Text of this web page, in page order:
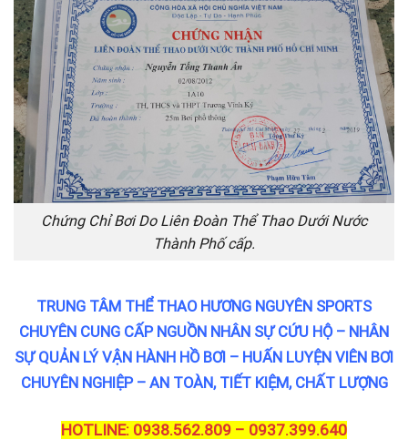
Chứng Chỉ Bơi Do Liên Đoàn Thể Thao Dưới Nước
Thành Phố cấp.
TRUNG TÂM THỂ THAO HƯƠNG NGUYÊN SPORTS
CHUYÊN CUNG CẤP NGUỒN NHÂN SỰ CỨU HỘ – NHÂN
SỰ QUẢN LÝ VẬN HÀNH HỒ BƠI – HUẤN LUYỆN VIÊN BƠI
CHUYÊN NGHIỆP – AN TOÀN, TIẾT KIỆM, CHẤT LƯỢNG
HOTLINE: 0938.562.809 – 0937.399.640